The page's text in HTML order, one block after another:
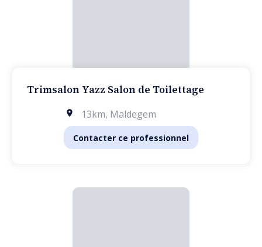
Trimsalon Yazz Salon de Toilettage
13km, Maldegem
Contacter ce professionnel